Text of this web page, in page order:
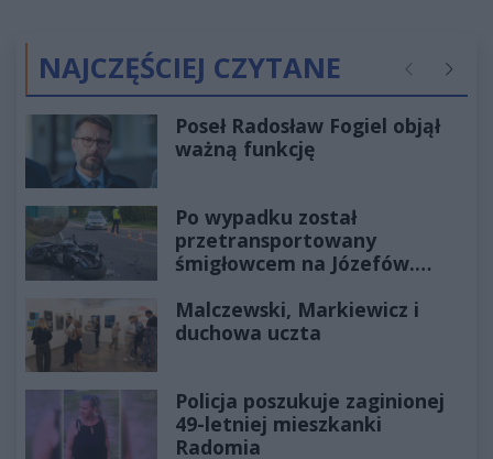
NAJCZĘŚCIEJ CZYTANE Poprzednie
Poseł Radosław Fogiel objął
ważną funkcję
Po wypadku został
przetransportowany
śmigłowcem na Józefów.
Malczewski, Markiewicz i
duchowa uczta
Policja poszukuje zaginionej
49-letniej mieszkanki
Radomia